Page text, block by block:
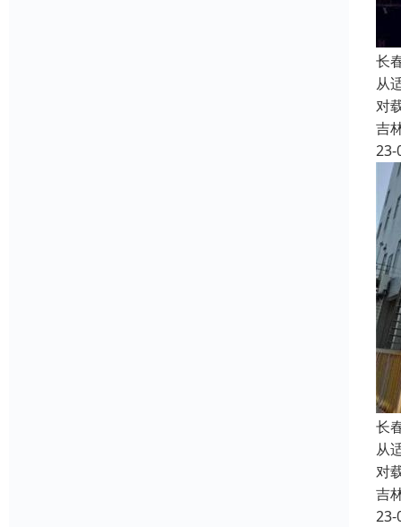
长
从
对
吉
23-
长
从
对
吉
23-